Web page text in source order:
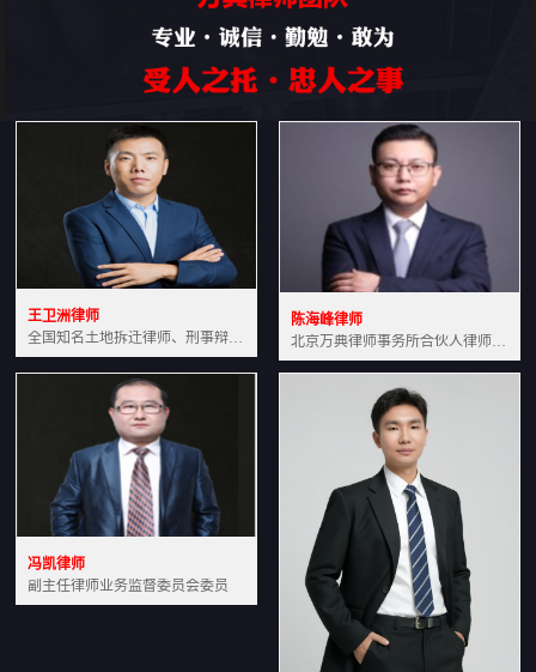
王卫洲律师
全国知名土地拆迁律师、刑事辩护律师北京万典律师事务所主任中国法学会会员北京市行政法研究会理事
陈海峰律师
北京万典律师事务所合伙人律师土地房产专业资深律师
冯凯律师
副主任律师业务监督委员会委员